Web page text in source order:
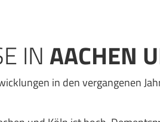
INAACHEN
in den vergangenen